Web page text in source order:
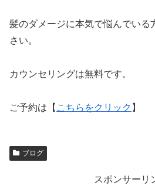
髪のダメージに本気で悩んでいる
さい。
カウンセリングは無料です。
ご予約は【 こちらをクリック 】
ブログ
スポンサーリ